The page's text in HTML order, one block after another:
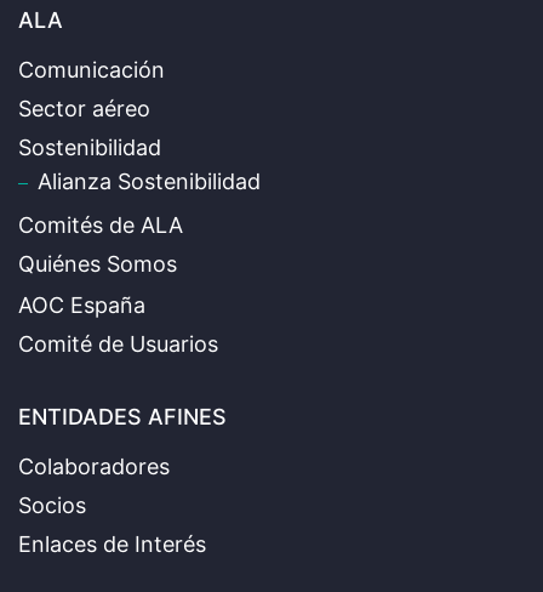
ALA
Comunicación
Sector aéreo
Sostenibilidad
Alianza Sostenibilidad
Comités de ALA
Quiénes Somos
AOC España
Comité de Usuarios
ENTIDADES AFINES
Colaboradores
Socios
Enlaces de Interés